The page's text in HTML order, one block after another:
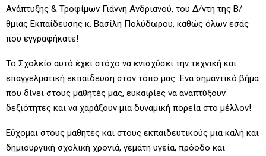
Ανάπτυξης & Τροφίμων Γιάννη Ανδριανού, του Δ/ντη της Β/
θμιας Εκπαίδευσης κ. Βασίλη Πολύδωρου, καθώς όλων εσάς
που εγγραφήκατε!
Το Σχολείο αυτό έχει στόχο να ενισχύσει την τεχνική και
επαγγελματική εκπαίδευση στον τόπο μας. Ένα σημαντικό βήμα
που δίνει στους μαθητές μας, ευκαιρίες να αναπτύξουν
δεξιότητες και να χαράξουν μια δυναμική πορεία στο μέλλον!
Εύχομαι στους μαθητές και στους εκπαιδευτικούς μια καλή και
δημιουργική σχολική χρονιά, γεμάτη υγεία, πρόοδο και